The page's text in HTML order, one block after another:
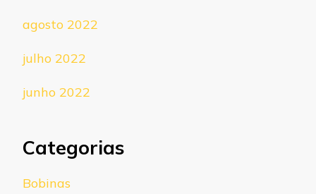
agosto 2022
julho 2022
junho 2022
Categorias
Bobinas